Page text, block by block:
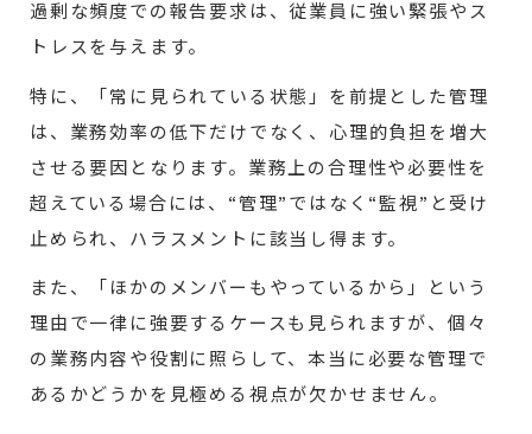
過剰な頻度での報告要求は、従業員に強い緊張やス
トレスを与えます。
特に、「常に見られている状態」を前提とした管理
は、業務効率の低下だけでなく、心理的負担を増大
させる要因となります。業務上の合理性や必要性を
超えている場合には、“管理”ではなく“監視”と受け
止められ、ハラスメントに該当し得ます。
また、「ほかのメンバーもやっているから」という
理由で一律に強要するケースも見られますが、個々
の業務内容や役割に照らして、本当に必要な管理で
あるかどうかを見極める視点が欠かせません。